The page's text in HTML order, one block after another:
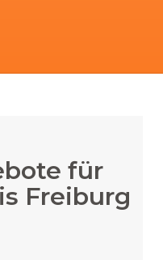
für
Freiburg